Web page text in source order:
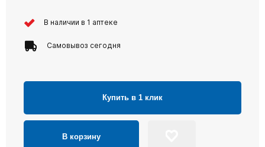
В наличии в 1 аптеке
Самовывоз сегодня
Купить в 1 клик
В корзину